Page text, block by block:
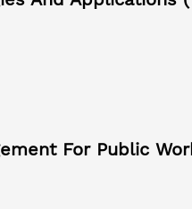
For Public